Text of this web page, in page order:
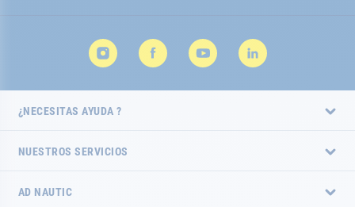
¿NECESITAS AYUDA ?
NUESTROS SERVICIOS
AD NAUTIC